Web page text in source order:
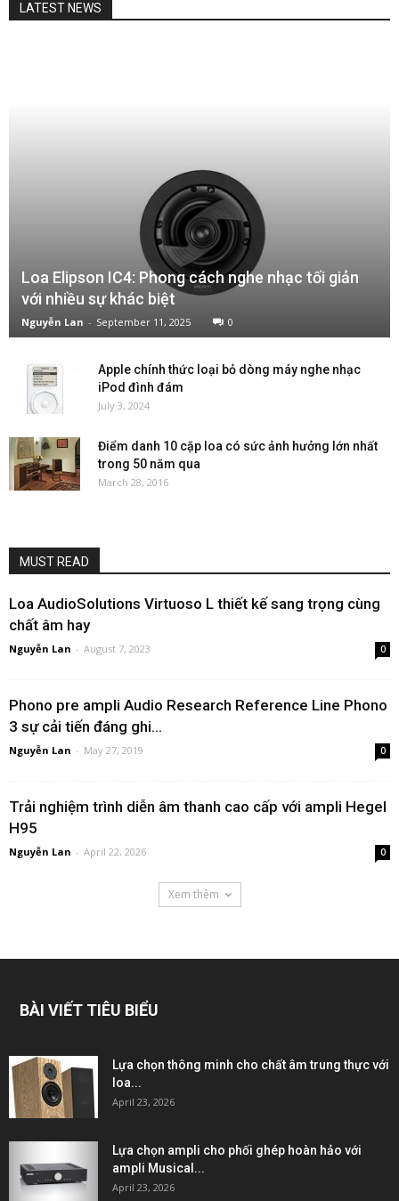
LATEST NEWS
Loa Elipson IC4: Phong cách nghe nhạc tối giản
với nhiều sự khác biệt
Nguyễn Lan - September 11, 2025 0
Apple chính thức loại bỏ dòng máy nghe nhạc
iPod đình đám
July 3, 2024
Điểm danh 10 cặp loa có sức ảnh hưởng lớn nhất
trong 50 năm qua
March 28, 2016
MUST READ
Loa AudioSolutions Virtuoso L thiết kế sang trọng cùng
chất âm hay
Nguyễn Lan - August 7, 2023 0
Phono pre ampli Audio Research Reference Line Phono
3 sự cải tiến đáng ghi...
Nguyễn Lan - May 27, 2019 0
Trải nghiệm trình diễn âm thanh cao cấp với ampli Hegel
H95
Nguyễn Lan - April 22, 2026 0
Xem thêm
BÀI VIẾT TIÊU BIỂU
Lựa chọn thông minh cho chất âm trung thực với
loa...
April 23, 2026
Lựa chọn ampli cho phối ghép hoàn hảo với
ampli Musical...
April 23, 2026